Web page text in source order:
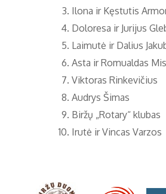
Ilona ir Kęstutis
Doloresa ir Jurijus
Laimutė ir Dalius
Asta ir Romualdas
Viktoras Rinkevičius
Audrys Šimas
Biržų „Rotary“ klubas
Irutė ir Vincas Varzos